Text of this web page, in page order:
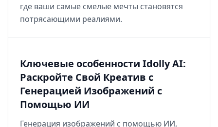
где ваши самые смелые мечты становятся
потрясающими реалиями.
Ключевые особенности Idolly AI:
Раскройте Свой Креатив с
Генерацией Изображений с
Помощью ИИ
Генерация изображений с помощью ИИ,